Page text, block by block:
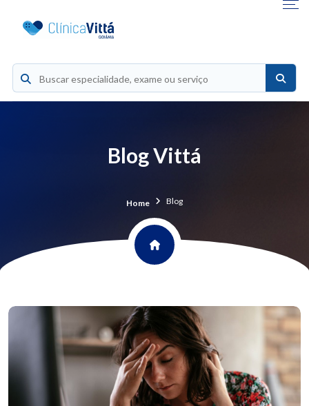
Blog Vittá
Home Blog